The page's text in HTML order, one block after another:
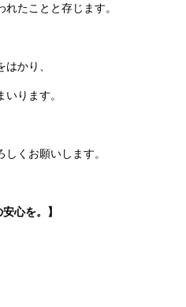
たことと存じます。
かり、
ります。
くお願いします。
心を。】